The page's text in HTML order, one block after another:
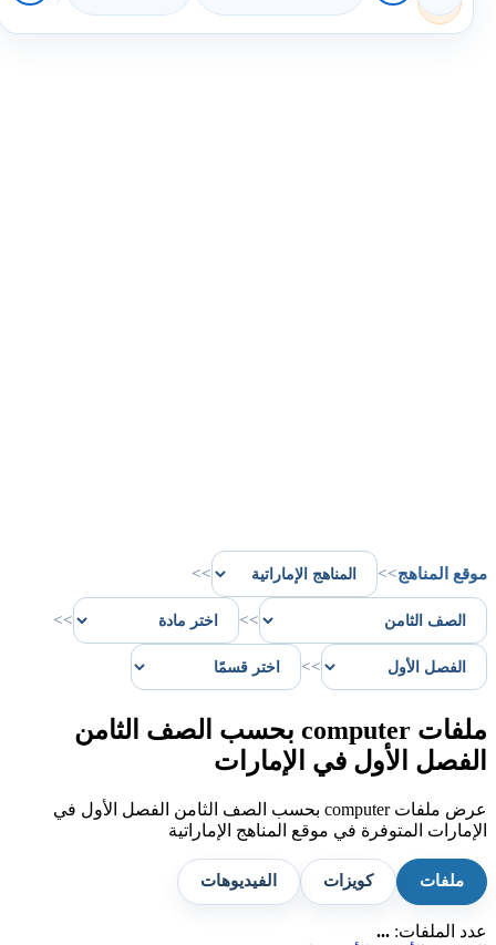
موقع المناهج>>
>>
>>
>>
>>
ملفات computer بحسب الصف الثامن
الفصل الأول في الإمارات
عرض ملفات computer بحسب الصف الثامن الفصل الأول في
الإمارات المتوفرة في موقع المناهج الإماراتية
ملفات كويزات الفيديوهات
عدد الملفات: ...